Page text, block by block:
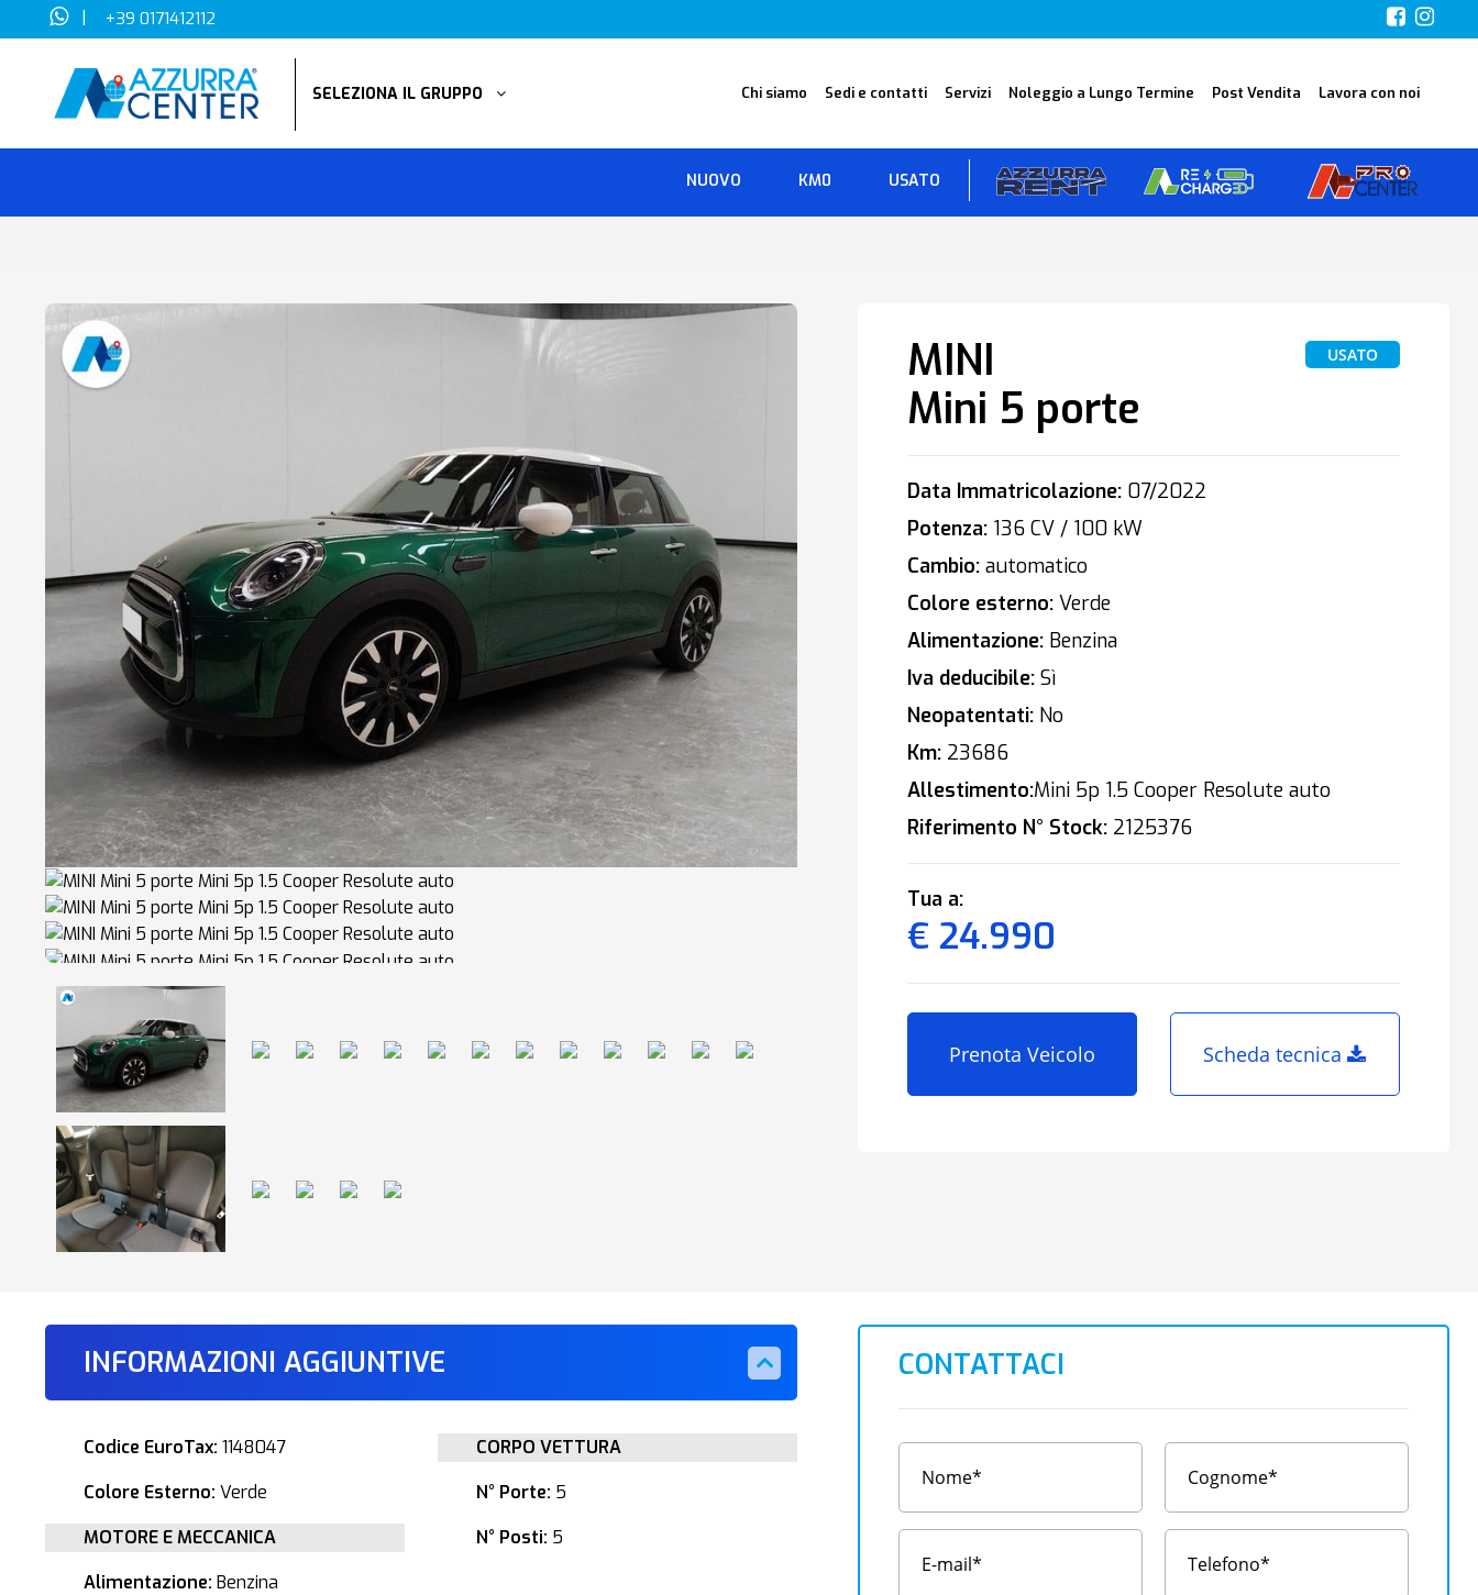
| +39 0171412112
SELEZIONA IL GRUPPO Chi siamo Sedi e contatti Servizi Noleggio a Lungo Termine Post Vendita Lavora con noi
NUOVO KM0 USATO
MINI
Mini 5 porte
USATO
Data Immatricolazione:07/2022
Potenza:136 CV / 100 kW
Cambio:automatico
Colore esterno:Verde
Alimentazione:Benzina
Iva deducibile:Sì
Neopatentati:No
Km:23686
Allestimento:Mini 5p 1.5 Cooper Resolute auto
Riferimento N° Stock:2125376
Tua a:
€ 24.990
Prenota Veicolo Scheda tecnica
INFORMAZIONI AGGIUNTIVE
Codice EuroTax: 1148047
Colore Esterno: Verde
MOTORE E MECCANICA
Alimentazione: Benzina
CORPO VETTURA
N° Porte: 5
N° Posti: 5
CONTATTACI